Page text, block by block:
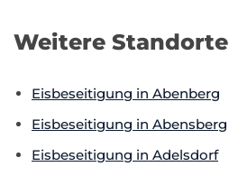
Weitere Standorte
Eisbeseitigung in Abenberg
Eisbeseitigung in Abensberg
Eisbeseitigung in Adelsdorf